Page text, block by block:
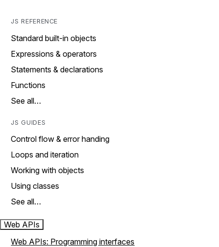
JS REFERENCE
Standard built-in objects
Expressions & operators
Statements & declarations
Functions
See all…
JS GUIDES
Control flow & error handing
Loops and iteration
Working with objects
Using classes
See all…
Web APIs
Web APIs: Programming interfaces